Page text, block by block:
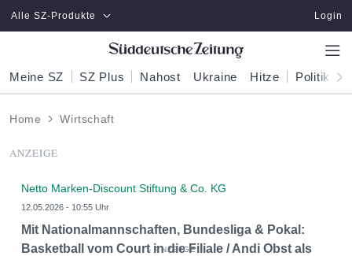
Zum Hauptinhalt springen
Alle SZ-Produkte Login
Meine SZ SZ Plus Nahost Ukraine Hitze Politik
Home Wirtschaft
ANZEIGE
Netto Marken-Discount Stiftung & Co. KG
12.05.2026 - 10:55 Uhr
Mit Nationalmannschaften, Bundesliga & Pokal:
Basketball vom Court in die Filiale / Andi Obst als